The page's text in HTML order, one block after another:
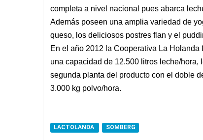
completa a nivel nacional pues abarca
Además poseen una amplia variedad de
queso, los deliciosos postres flan y el
En el año 2012 la Cooperativa La
una capacidad de 12.500 litros leche/
segunda planta del producto con el doble
3.000 kg polvo/hora.
LACTOLANDA SOMBERG